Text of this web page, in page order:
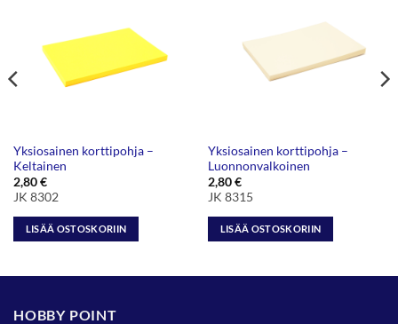
Yksiosainen korttipohja –
Keltainen
2,80€
JK 8302
LISÄÄ OSTOSKORIIN
Yksiosainen korttipohja –
Luonnonvalkoinen
2,80€
JK 8315
LISÄÄ OSTOSKORIIN
HOBBY POINT